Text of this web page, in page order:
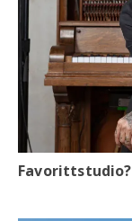
Favorittstudio?